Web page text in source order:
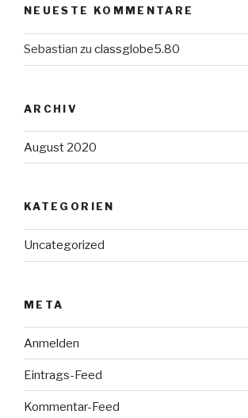
NEUESTE KOMMENTARE
Sebastian zu classglobe5.80
ARCHIV
August 2020
KATEGORIEN
Uncategorized
META
Anmelden
Eintrags-Feed
Kommentar-Feed